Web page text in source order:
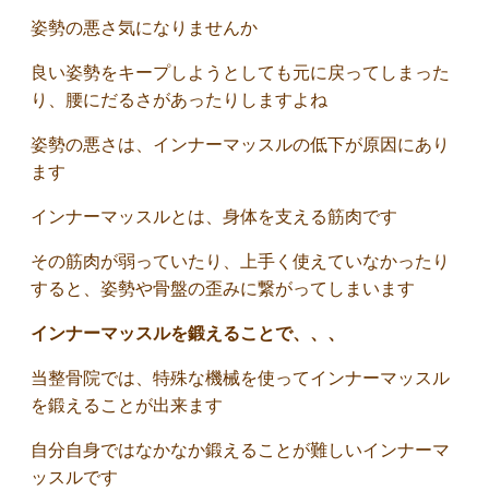
姿勢の悪さ気になりませんか
良い姿勢をキープしようとしても元に戻ってしまった
り、腰にだるさがあったりしますよね
姿勢の悪さは、インナーマッスルの低下が原因にあり
ます
インナーマッスルとは、身体を支える筋肉です
その筋肉が弱っていたり、上手く使えていなかったり
すると、姿勢や骨盤の歪みに繋がってしまいます
インナーマッスルを鍛えることで、、、
当整骨院では、特殊な機械を使ってインナーマッスル
を鍛えることが出来ます
自分自身ではなかなか鍛えることが難しいインナーマ
ッスルです